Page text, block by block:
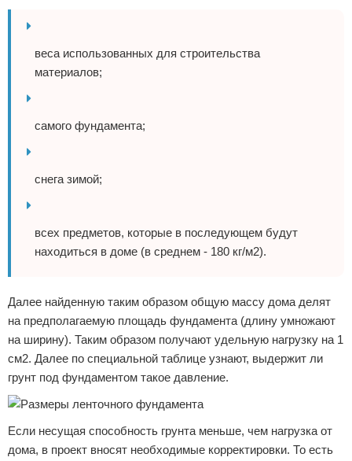
веса использованных для строительства
материалов;
самого фундамента;
снега зимой;
всех предметов, которые в последующем будут
находиться в доме (в среднем - 180 кг/м2).
Далее найденную таким образом общую массу дома делят
на предполагаемую площадь фундамента (длину умножают
на ширину). Таким образом получают удельную нагрузку на 1
см2. Далее по специальной таблице узнают, выдержит ли
грунт под фундаментом такое давление.
Если несущая способность грунта меньше, чем нагрузка от
дома, в проект вносят необходимые корректировки. То есть